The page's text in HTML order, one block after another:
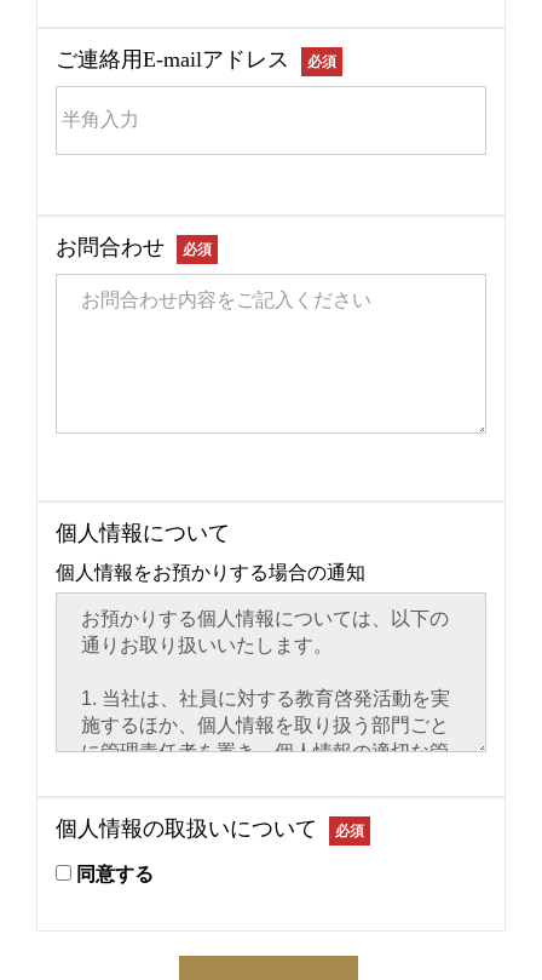
ご連絡用E-mailアドレス 必須
お問合わせ 必須
個人情報について
個人情報をお預かりする場合の通知
個人情報の取扱いについて 必須
同意する